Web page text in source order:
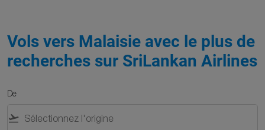
Vols vers Malaisie avec le plus de
recherches sur SriLankan Airlines
De
flight_takeoff